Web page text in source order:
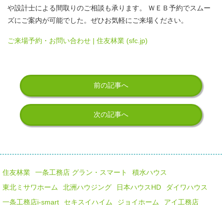
や設計士による間取りのご相談も承ります。 ＷＥＢ予約でスムー
ズにご案内が可能でした。ぜひお気軽にご来場ください。
ご来場予約・お問い合わせ | 住友林業 (sfc.jp)
前の記事へ
次の記事へ
住友林業 一条工務店 グラン・スマート
積水ハウス
東北ミサワホーム
北洲ハウジング 日本ハウスHD
ダイワハウス
一条工務店i-smart
セキスイハイム ジョイホーム アイ工務店